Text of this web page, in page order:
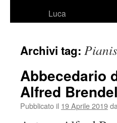
Luca
Archivi tag:
Abbecedario
Alfred Brendel
Pubblicato il 19 Aprile 2019da